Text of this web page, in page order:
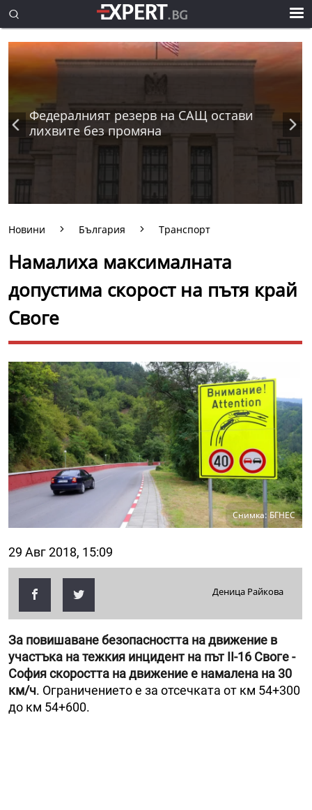
Федералният резерв на САЩ остави
лихвите без промяна
Новини България Транспорт
Намалиха максималната
допустима скорост на пътя край
Своге
Снимка: БГНЕС
29 Авг 2018, 15:09
Деница Райкова
За повишаване безопасността на движение в
участъка на тежкия инцидент на път II-16 Своге -
София скоростта на движение е намалена на 30
км/ч. Ограничението е за отсечката от км 54+300
до км 54+600.